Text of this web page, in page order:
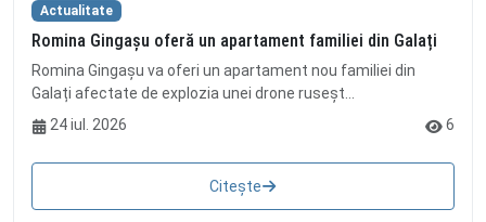
Actualitate
Romina Gingașu oferă un apartament familiei din Galați
Romina Gingașu va oferi un apartament nou familiei din
Galați afectate de explozia unei drone ruseșt...
24 iul. 2026
6
Citește